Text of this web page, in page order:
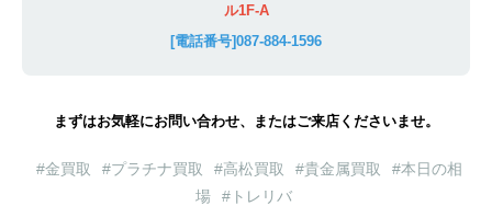
ル1F-A
[電話番号]087-884-1596
まずはお気軽にお問い合わせ、またはご来店くださいませ。
#金買取 #プラチナ買取 #高松買取 #貴金属買取
#本日の相
場
#トレリバ